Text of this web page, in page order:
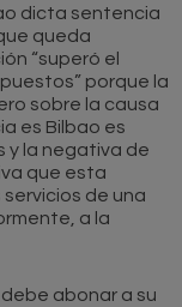
dicta sentencia
queda
“superó el
porque la
sobre la causa
es Bilbao es
y la negativa de
que esta
de una
a la
abonar a su